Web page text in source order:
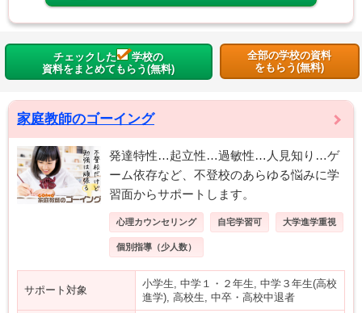
チェックした
学校の
資料をまとめてもらう(無料)
全部の学校の資料
をもらう(無料)
家庭教師のゴーイング
発達特性…起立性…過敏性…人見知り…ゲ
ーム依存など、不登校のあらゆる悩みに学
習面からサポートします。
心理カウンセリング 自宅学習可 大学進学重視
個別指導（少人数）
サポート対象
小学生, 中学１・２年生, 中学３年生(高校
進学), 高校生, 中卒・高校中退者